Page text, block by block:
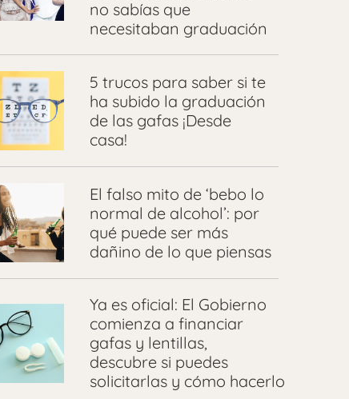
no sabías que
necesitaban graduación
5 trucos para saber si te
ha subido la graduación
de las gafas ¡Desde
casa!
El falso mito de ‘bebo lo
normal de alcohol’: por
qué puede ser más
dañino de lo que piensas
Ya es oficial: El Gobierno
comienza a financiar
gafas y lentillas,
descubre si puedes
solicitarlas y cómo hacerlo